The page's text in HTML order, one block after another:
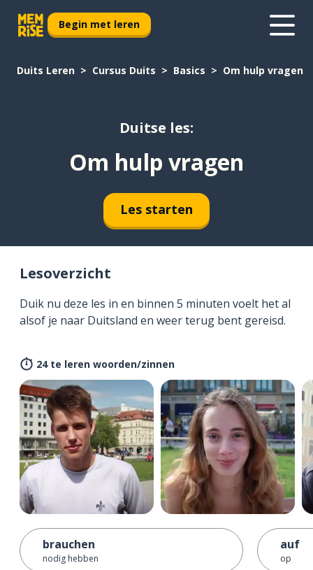
Begin met leren
Duits Leren Cursus Duits Basics Om hulp vragen
Duitse les:
Om hulp vragen
Les starten
Lesoverzicht
Duik nu deze les in en binnen 5 minuten voelt het al
alsof je naar Duitsland en weer terug bent gereisd.
24 te leren woorden/zinnen
brauchen
nodig hebben
auf
op